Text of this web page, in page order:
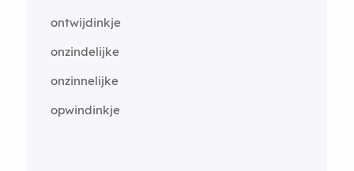
ontwijdinkje
onzindelijke
onzinnelijke
opwindinkje